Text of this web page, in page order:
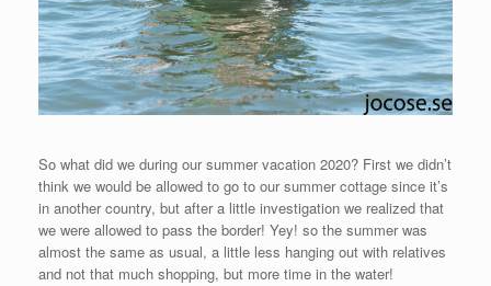
So what did we during our summer vacation 2020? First we didn’t
think we would be allowed to go to our summer cottage since it’s
in another country, but after a little investigation we realized that
we were allowed to pass the border! Yey! so the summer was
almost the same as usual, a little less hanging out with relatives
and not that much shopping, but more time in the water!